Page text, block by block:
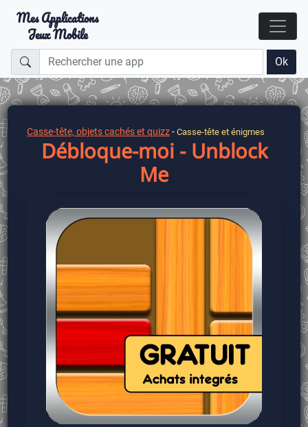
Mes Applications
Jeux Mobile
Ok
Casse-tête, objets cachés et quizz-Casse-tête et énigmes
Débloque-moi - Unblock
Me